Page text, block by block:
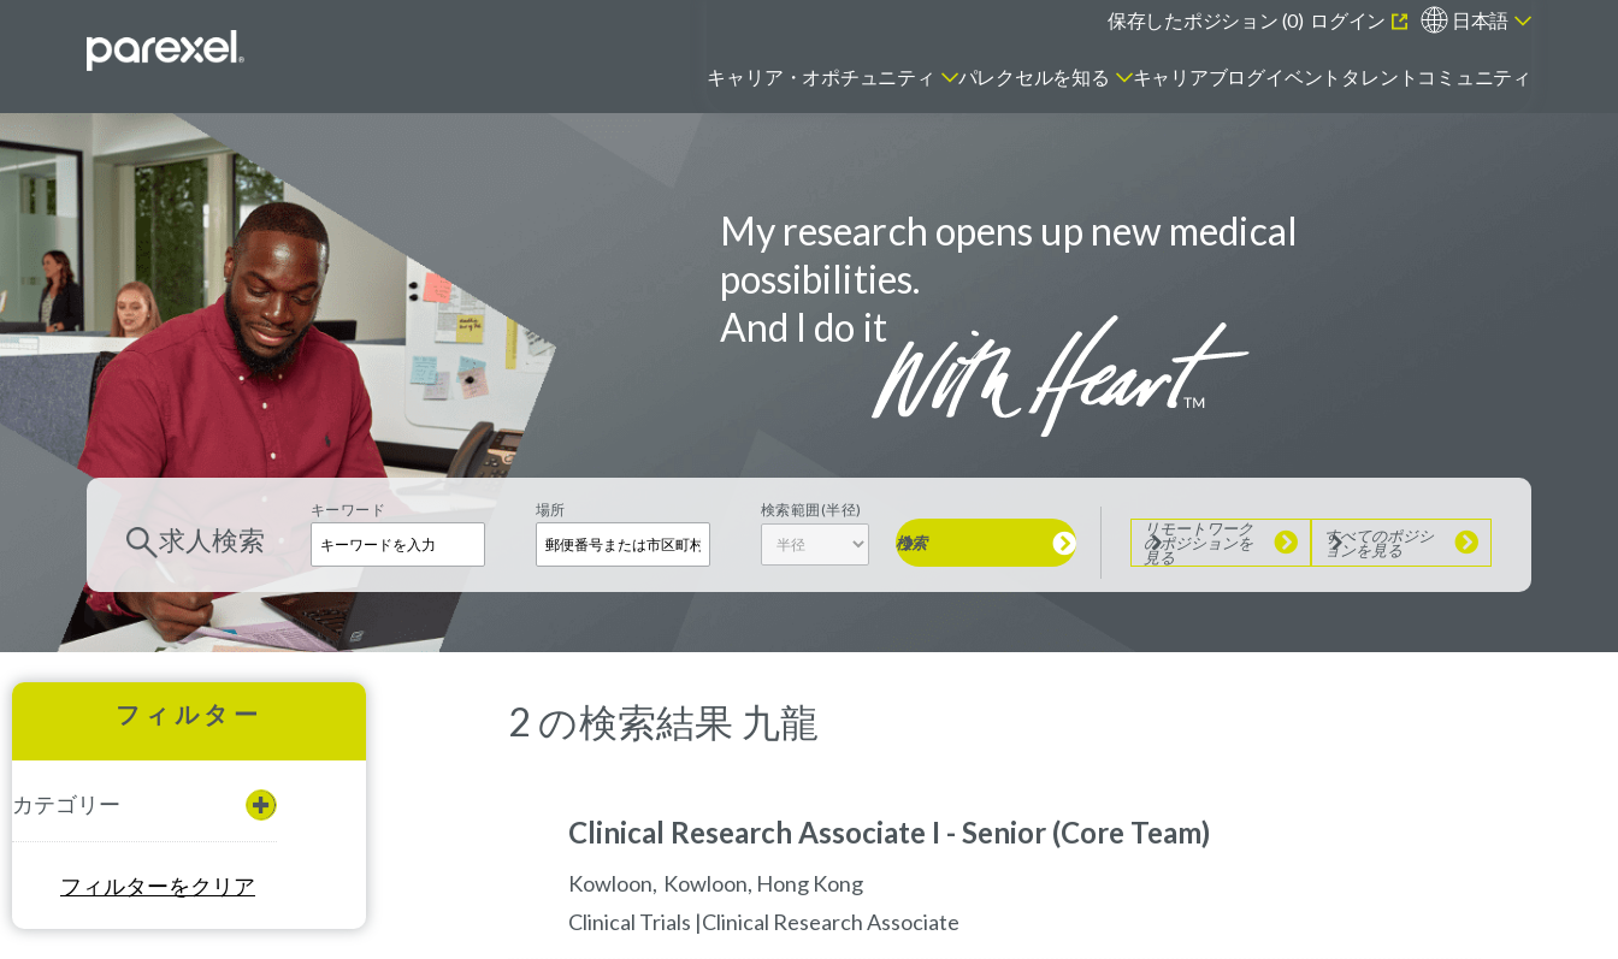
日本語
ログイン
保存したポジション (0)
キャリア・オポチュニティ
データーマネージャー
プロジェクトリーダー
レギュラトリーコンサルタント
SASプログラマー
FSPのポジションを見る
バイオテック関連のポジションを
エマージング・タレントとは
見る
パレクセルを知る キャリアブログイベント タレントコミュニティ
My research opens up new medical
possibilities.
And I do it
求人検索
キーワード 場所 検索範囲(半径)
検索
リモートワーク
のポジションを
見る
すべてのポジシ
ョンを見る
2 の検索結果 九龍
Clinical Research Associate I - Senior (Core Team)
kowloon Kowloon, Hong Kong
Clinical Trials |Clinical Research Associate
フィルター
カテゴリー
フィルターをクリア